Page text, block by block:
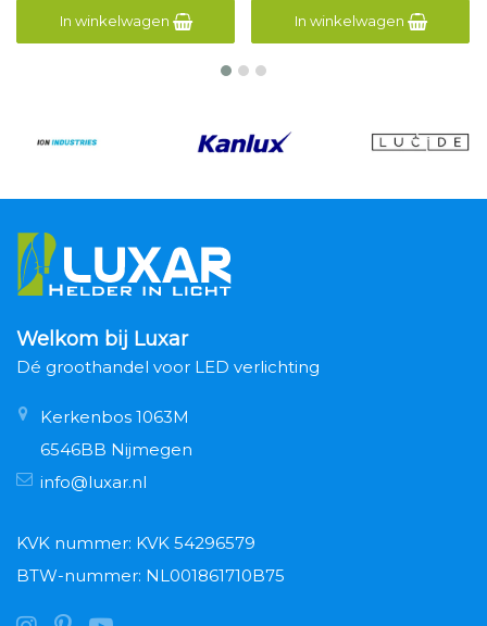
In winkelwagen In winkelwagen
Welkom bij Luxar
Dé groothandel voor LED verlichting
Kerkenbos 1063M
6546BB Nijmegen
info@luxar.nl
KVK nummer: KVK 54296579
BTW-nummer: NL001861710B75